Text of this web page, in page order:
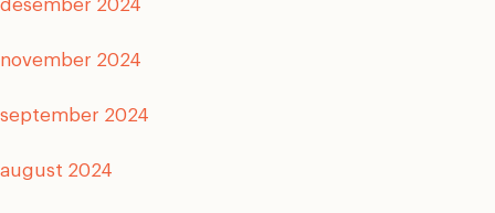
desember 2024
november 2024
september 2024
august 2024